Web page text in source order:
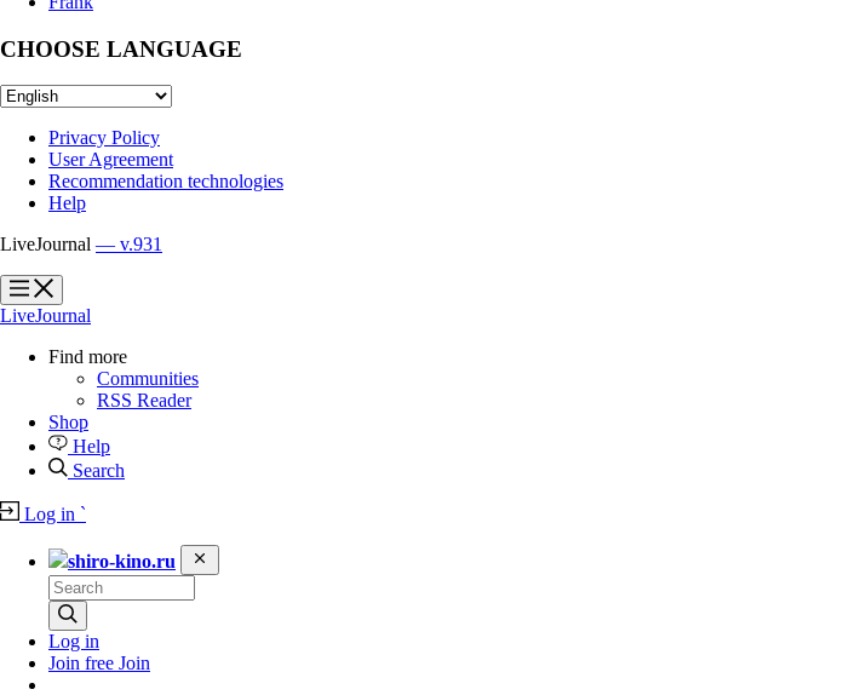
CHOOSE LANGUAGE
Privacy Policy
User Agreement
Recommendation technologies
Help
LiveJournal — v.931
?
?
LiveJournal
Find more
Communities
RSS Reader
Shop
Help
Search
Log in `
shiro-kino.ru
Log in
Join free Join